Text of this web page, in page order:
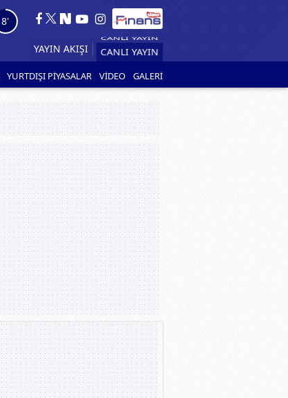
7'
YAYIN AKIŞI
YURTDIŞI PİYASALAR VİDEO GALERİ